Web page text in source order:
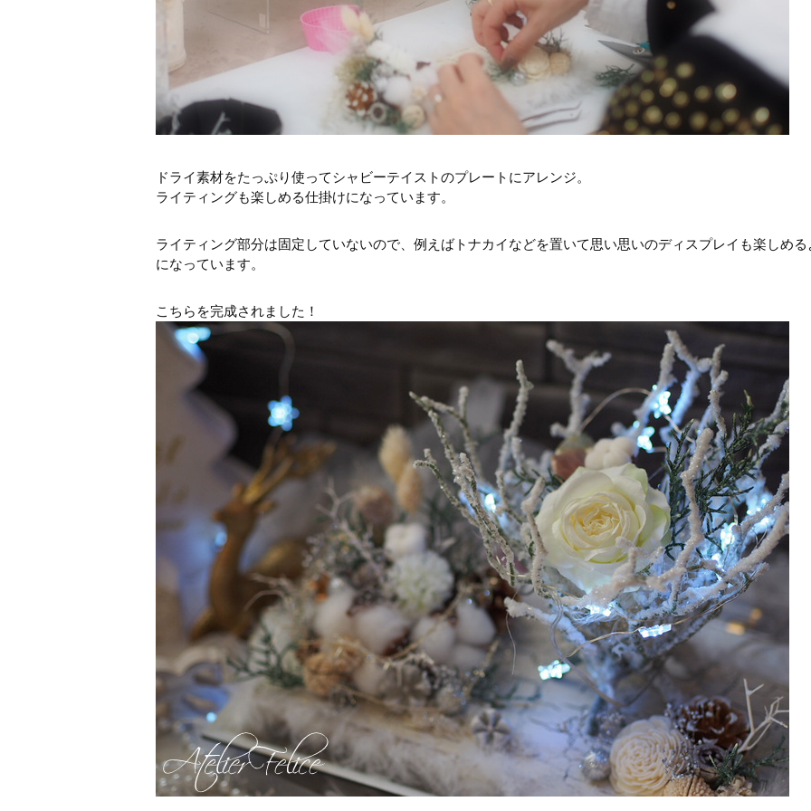
ドライ素材をたっぷり使ってシャビーテイストのプレートにアレンジ。
ライティングも楽しめる仕掛けになっています。
ライティング部分は固定していないので、例えばトナカイなどを置いて思い思いのディスプレイも楽しめる
になっています。
こちらを完成されました！